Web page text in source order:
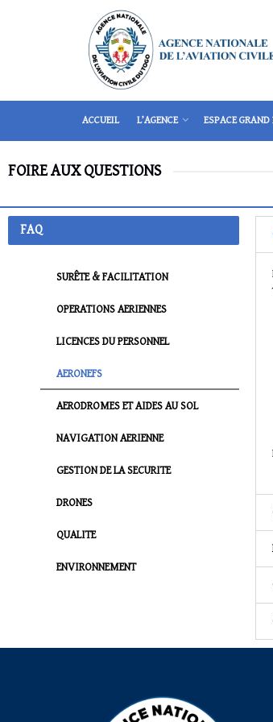
ACCUEIL L’AGENCE ESPACE
FOIRE AUX QUESTIONS
FAQ
SURÊTE & FACILITATION
OPERATIONS AERIENNES
LICENCES DU PERSONNEL
AERONEFS
AERODROMES ET AIDES AU SOL
NAVIGATION AERIENNE
GESTION DE LA SECURITE
DRONES
QUALITE
ENVIRONNEMENT